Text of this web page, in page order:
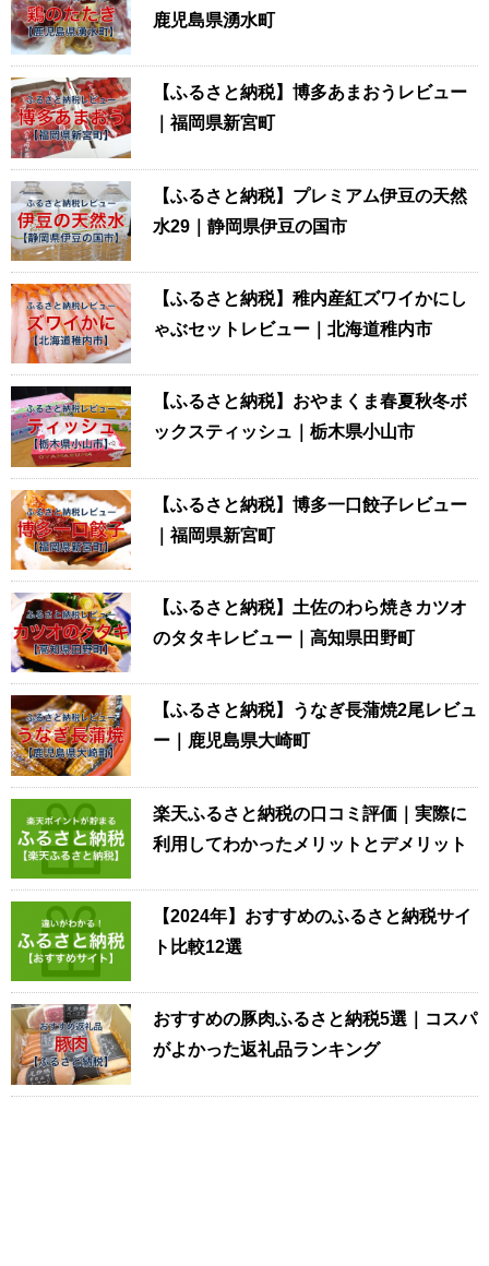
鹿児島県湧水町
【ふるさと納税】博多あまおうレビュー
｜福岡県新宮町
【ふるさと納税】プレミアム伊豆の天然
水29｜静岡県伊豆の国市
【ふるさと納税】稚内産紅ズワイかにし
ゃぶセットレビュー｜北海道稚内市
【ふるさと納税】おやまくま春夏秋冬ボ
ックスティッシュ｜栃木県小山市
【ふるさと納税】博多一口餃子レビュー
｜福岡県新宮町
【ふるさと納税】土佐のわら焼きカツオ
のタタキレビュー｜高知県田野町
【ふるさと納税】うなぎ長蒲焼2尾レビュ
ー｜鹿児島県大崎町
楽天ふるさと納税の口コミ評価｜実際に
利用してわかったメリットとデメリット
【2024年】おすすめのふるさと納税サイ
ト比較12選
おすすめの豚肉ふるさと納税5選｜コスパ
がよかった返礼品ランキング